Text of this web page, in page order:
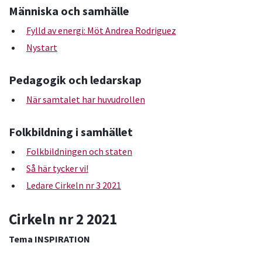
Människa och samhälle
Fylld av energi: Möt Andrea Rodriguez
Nystart
Pedagogik och ledarskap
När samtalet har huvudrollen
Folkbildning i samhället
Folkbildningen och staten
Så här tycker vi!
Ledare Cirkeln nr 3 2021
Cirkeln nr 2 2021
Tema INSPIRATION